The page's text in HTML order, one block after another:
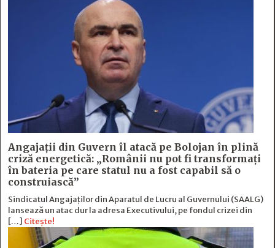
Angajații din Guvern îl atacă pe Bolojan în plină
criză energetică: „Românii nu pot fi transformați
în bateria pe care statul nu a fost capabil să o
construiască”
Sindicatul Angajaților din Aparatul de Lucru al Guvernului (SAALG)
lansează un atac dur la adresa Executivului, pe fondul crizei din
[…] Citește!